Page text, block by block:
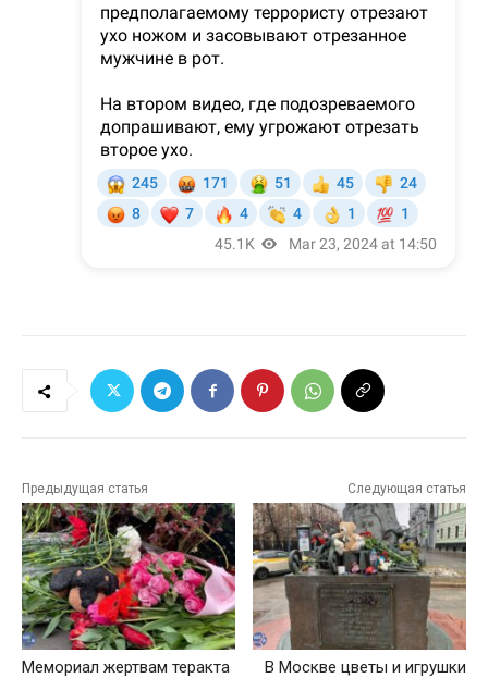
Предыдущая статья
Мемориал жертвам теракта
Следующая статья
В Москве цветы и игрушки